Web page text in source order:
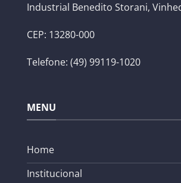
Industrial Benedito Storani,
CEP: 13280-000
Telefone: (49) 99119-1020
MENU
Home
Institucional